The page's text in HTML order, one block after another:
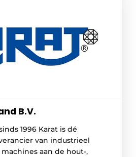
B.V.
1996 Karat is dé
van industrieel
aan de hout-,